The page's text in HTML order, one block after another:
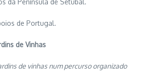
de Portugal.
de Vinhas
de vinhas num percurso organizado